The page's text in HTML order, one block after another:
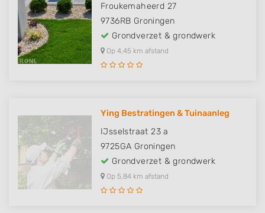
Froukemaheerd 27
9736RB Groningen
Grondverzet & grondwerk
Op 4,45 km afstand
Ying Bestratingen & Tuinaanleg
IJsselstraat 23 a
9725GA Groningen
Grondverzet & grondwerk
Op 5,84 km afstand